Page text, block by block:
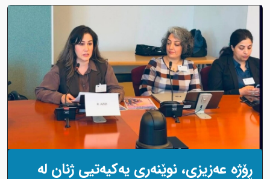
ڕۆژە عەزیزی، نوێنەری یەکیەتیی ژنان لە